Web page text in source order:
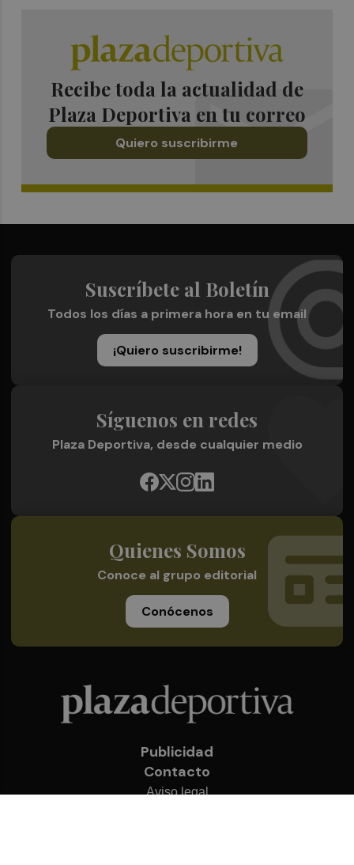
Recibe toda la actualidad de
Plaza Deportiva en tu correo
Quiero suscribirme
Suscríbete al Boletín
Todos los días a primera hora en tu email
¡Quiero suscribirme!
Síguenos en redes
Plaza Deportiva, desde cualquier medio
Quienes Somos
Conoce al grupo editorial
Conócenos
Publicidad
Contacto
Aviso legal